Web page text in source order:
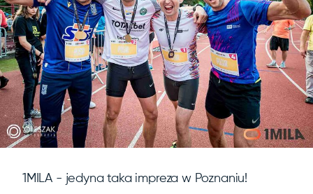
1MILA - jedyna taka impreza w Poznaniu!